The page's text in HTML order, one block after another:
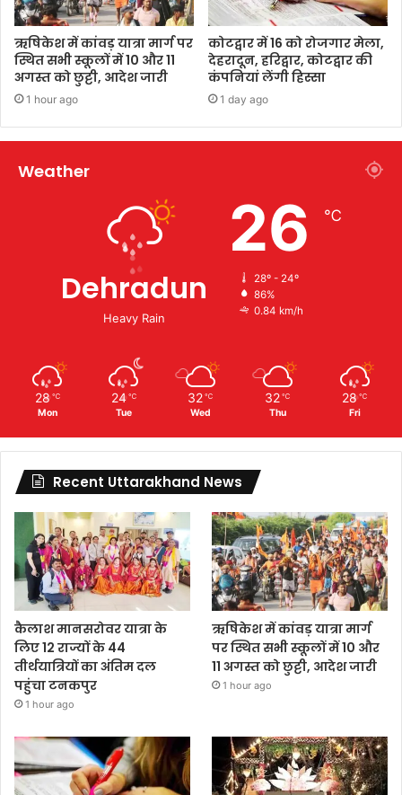
ऋषिकेश में कांवड़ यात्रा मार्ग पर
स्थित सभी स्कूलों में 10 और 11
अगस्त को छुट्टी, आदेश जारी
1 hour ago
कोटद्वार में 16 को रोजगार मेला,
देहरादून, हरिद्वार, कोटद्वार की
कंपनियां लेंगी हिस्सा
1 day ago
Weather
Dehradun
Heavy Rain
26 ℃
28º - 24º
86%
0.84 km/h
28 ℃
Mon
24 ℃
Tue
32 ℃
Wed
32 ℃
Thu
28 ℃
Fri
Recent Uttarakhand News
कैलाश मानसरोवर यात्रा के
लिए 12 राज्यों के 44
तीर्थयात्रियों का अंतिम दल
पहुंचा टनकपुर
1 hour ago
ऋषिकेश में कांवड़ यात्रा मार्ग
पर स्थित सभी स्कूलों में 10 और
11 अगस्त को छुट्टी, आदेश जारी
1 hour ago